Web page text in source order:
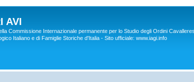
AVI
Commissione Internazionale permanente per lo Studio degli Ordini
Italiano e di Famiglie Storiche d'Italia - Sito ufficiale: www.iagi.info